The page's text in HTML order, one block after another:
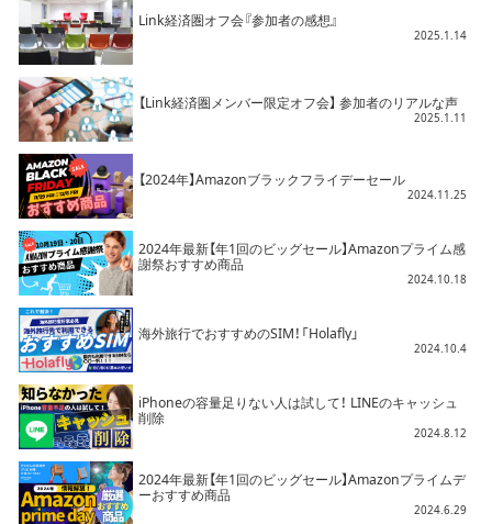
Link経済圏オフ会『参加者の感想』
2025.1.14
【Link経済圏メンバー限定オフ会】 参加者のリアルな声
2025.1.11
【2024年】Amazonブラックフライデーセール
2024.11.25
2024年最新【年1回のビッグセール】Amazonプライム感
謝祭おすすめ商品
2024.10.18
海外旅行でおすすめのSIM！「Holafly」
2024.10.4
iPhoneの容量足りない人は試して！ LINEのキャッシュ
削除
2024.8.12
2024年最新【年1回のビッグセール】Amazonプライムデ
ーおすすめ商品
2024.6.29